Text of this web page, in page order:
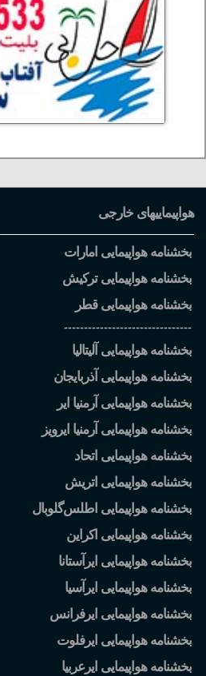
هواپیماییهای خارجی
بخشنامه هواپیمایی امارات
بخشنامه هواپیمایی ترکیش
بخشنامه هواپیمایی قطر
--------------------------------
بخشنامه هواپیمایی آلیتالیا
بخشنامه هواپیمایی آذربایجان
بخشنامه هواپیمایی آرمنیا ایر
بخشنامه هواپیمایی آرمنیا ایرویز
بخشنامه هواپیمایی اتحاد
بخشنامه هواپیمایی اتریش
بخشنامه هواپیمایی اطلسگلوبال
بخشنامه هواپیمایی اکراین
بخشنامه هواپیمایی ایرآستانا
بخشنامه هواپیمایی ایرآسیا
بخشنامه هواپیمایی ایرفرانس
بخشنامه هواپیمایی ایرفلوت
بخشنامه هواپیمایی ایرعربیا